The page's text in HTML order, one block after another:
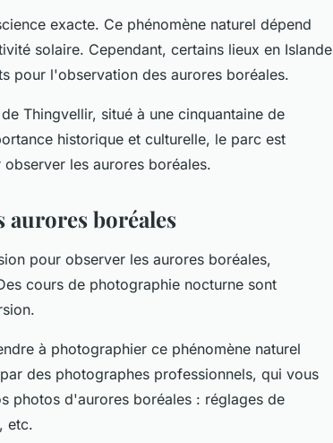
exacte. Ce phénomène naturel dépend
solaire. Cependant, certains lieux en Islande
pour l'observation des aurores boréales.
Thingvellir, situé à une cinquantaine de
historique et culturelle, le parc est
les aurores boréales.
aurores boréales
pour observer les aurores boréales,
cours de photographie nocturne sont
.
à photographier ce phénomène naturel
des photographes professionnels, qui vous
photos d'aurores boréales : réglages de
etc.